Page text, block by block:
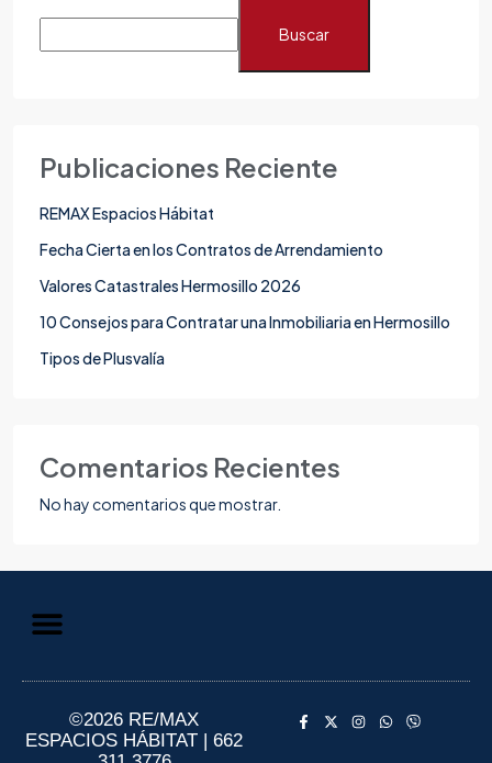
Buscar
Publicaciones Reciente
REMAX Espacios Hábitat
Fecha Cierta en los Contratos de Arrendamiento
Valores Catastrales Hermosillo 2026
10 Consejos para Contratar una Inmobiliaria en Hermosillo
Tipos de Plusvalía
Comentarios Recientes
No hay comentarios que mostrar.
©2026 RE/MAX
ESPACIOS HÁBITAT | 662